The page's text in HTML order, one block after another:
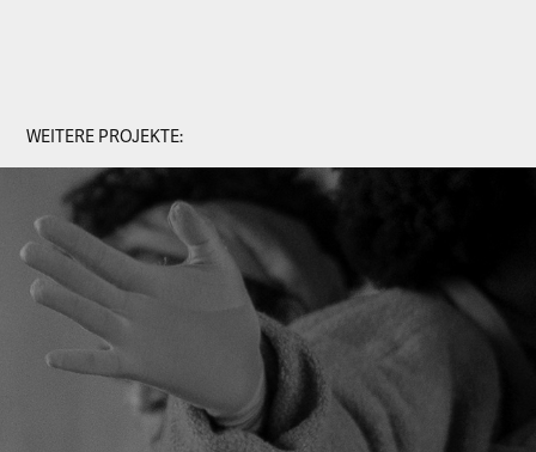
WEITERE PROJEKTE: